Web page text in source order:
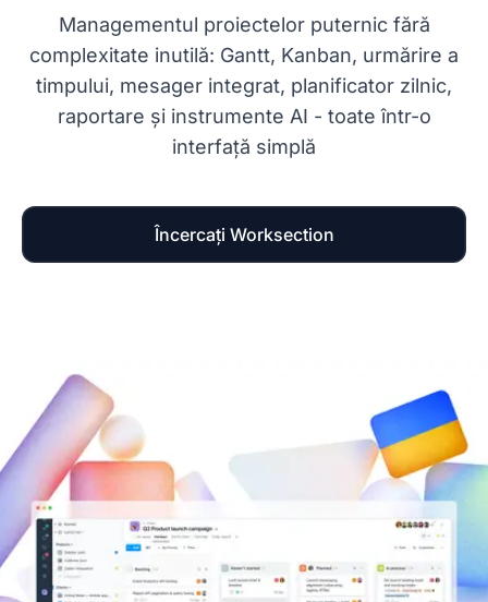
Managementul proiectelor puternic fără
complexitate inutilă: Gantt, Kanban, urmărire a
timpului, mesager integrat, planificator zilnic,
raportare și instrumente AI - toate într-o
interfață simplă
Încercați Worksection